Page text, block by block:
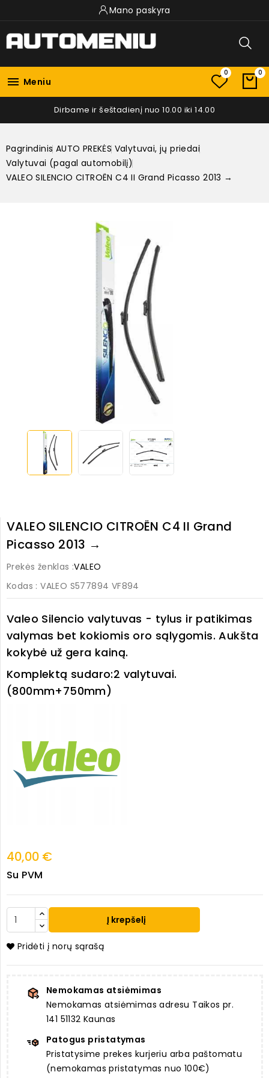
Mano paskyra
 Meniu
0 0
Dirbame ir šeštadienį nuo 10.00 iki 14.00
Pagrindinis AUTO PREKĖS Valytuvai, jų priedai
Valytuvai (pagal automobilį)
VALEO SILENCIO CITROËN C4 II Grand Picasso 2013 →
VALEO SILENCIO CITROËN C4 II Grand
Picasso 2013 →
Prekės ženklas :VALEO
Kodas : VALEO S577894 VF894
Valeo Silencio valytuvas - tylus ir patikimas
valymas bet kokiomis oro sąlygomis. Aukšta
kokybė už gera kainą.
Komplektą sudaro:2 valytuvai.
(800mm+750mm)
40,00 €
Su PVM
Į krepšelį
Pridėti į norų sąrašą
Nemokamas atsiėmimas
Nemokamas atsiėmimas adresu Taikos pr.
141 51132 Kaunas
Patogus pristatymas
Pristatysime prekes kurjeriu arba paštomatu
(nemokamas pristatymas nuo 100€)